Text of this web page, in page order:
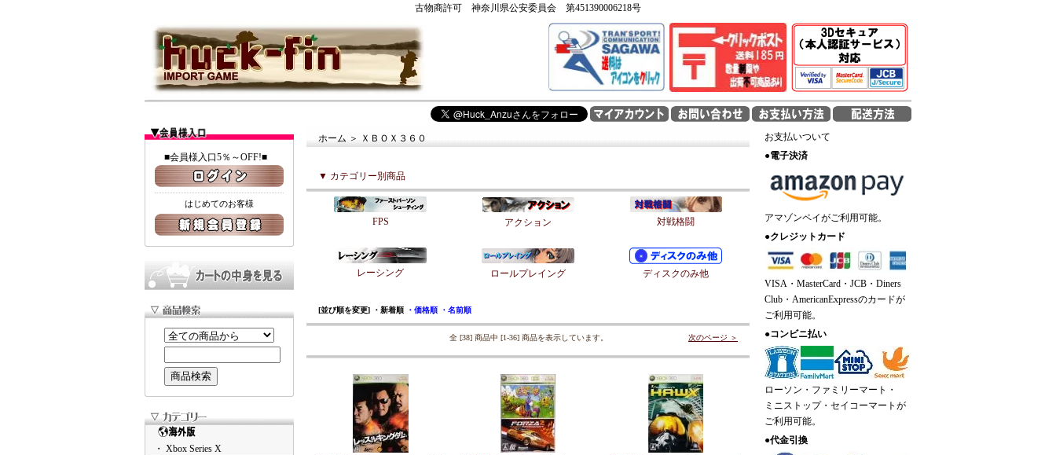
古物商許可 神奈川県公安委員会 第451390006218号
■会員様入口5％～OFF!■
はじめてのお客様
・ Xbox Series X
ホーム ＞ ＸＢＯＸ３６０
▼ カテゴリー別商品
FPS アクション 対戦格闘
レーシング ロールプレイング ディスクのみ他
[並び順を変更] ・新着順 ・価格順 ・名前順
全 [38] 商品中 [1-36] 商品を表示しています。 次のページ ＞
お支払いついて
●電子決済
アマゾンペイがご利用可能。
●クレジットカード
VISA・MasterCard・JCB・Diners
Club・AmericanExpressのカードが
ご利用可能。
●コンビニ払い
ローソン・ファミリーマート・
ミニストップ・セイコーマートが
ご利用可能。
●代金引換